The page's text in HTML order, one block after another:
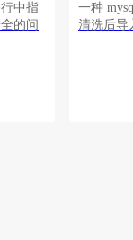
中指
的问
一种
清洗后导